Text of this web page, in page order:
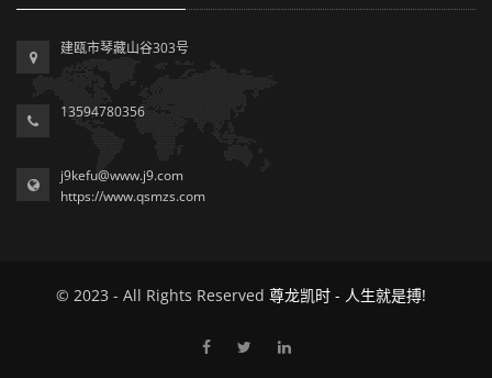
建瓯市琴藏山谷303号
13594780356
j9kefu@www.j9.com
https://www.qsmzs.com
© 2023 - All Rights Reserved 尊龙凯时 - 人生就是搏!